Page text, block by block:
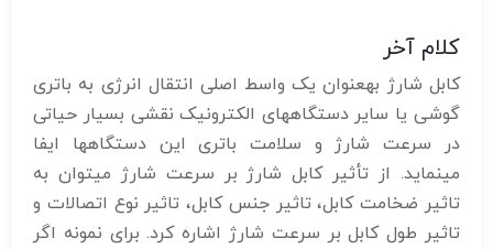
کلام آخر
کابل شارژ بهعنوان یک واسط اصلی انتقال انرژی به باتری
گوشی یا سایر دستگاههای الکترونیک نقشی بسیار حیاتی
در سرعت شارژ و سلامت باتری این دستگاهها ایفا
مینماید. از تأثیر کابل شارژ بر سرعت شارژ میتوان به
تاثیر ضخامت کابل، تاثیر جنس کابل، تاثیر نوع اتصالات و
تاثیر طول کابل بر سرعت شارژ اشاره کرد. برای نمونه اگر